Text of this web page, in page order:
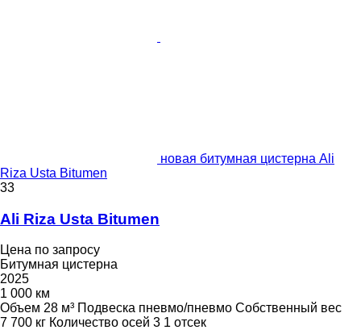
новая битумная цистерна Ali
Riza Usta Bitumen
33
Ali Riza Usta Bitumen
Цена по запросу
Битумная цистерна
2025
1 000 км
Объем 28 м³ Подвеска пневмо/пневмо Собственный вес
7 700 кг Количество осей 3 1 отсек